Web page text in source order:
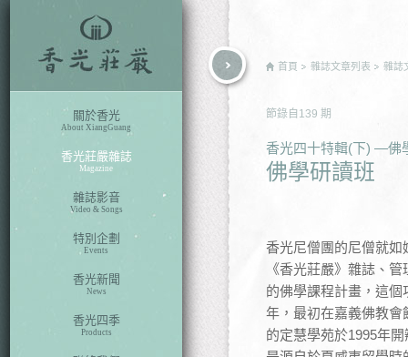
關於香光
About XiangGuang
香光莊嚴雜誌
Magazine
雜誌影音
Video & Songs
特別企劃
Events
香光新聞
News
香光四季
Products
首頁 雜誌文章列表 雜誌
節錄自 139 期
香光四十特輯(下) —佛
佛學研讀班
香光尼僧團的尼僧就
《香光莊嚴》雜誌、
的佛學課程計畫，這
年，最初在嘉義佛教
的定慧學苑於1995年